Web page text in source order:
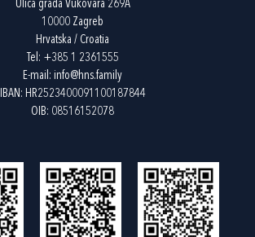
Ulica grada Vukovara 269A
10000 Zagreb
Hrvatska / Croatia
Tel: +385 1 2361555
E-mail: info@hns.family
IBAN: HR2523400091100187844
OIB: 08516152078